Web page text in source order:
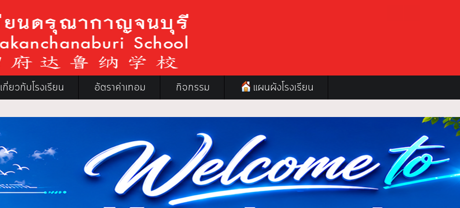
เกี่ยวกับโรงเรียน อัตราค่าเทอม กิจกรรม แผนผังโรงเรียน